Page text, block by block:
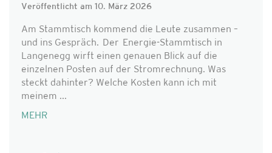
Veröffentlicht am 10. März 2026
Am Stammtisch kommend die Leute zusammen –
und ins Gespräch. Der Energie-Stammtisch in
Langenegg wirft einen genauen Blick auf die
einzelnen Posten auf der Stromrechnung. Was
steckt dahinter? Welche Kosten kann ich mit
meinem ...
MEHR